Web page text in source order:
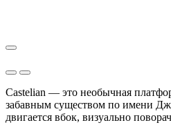
Castelian — это необычная
забавным существом по имени
двигается вбок, визуально